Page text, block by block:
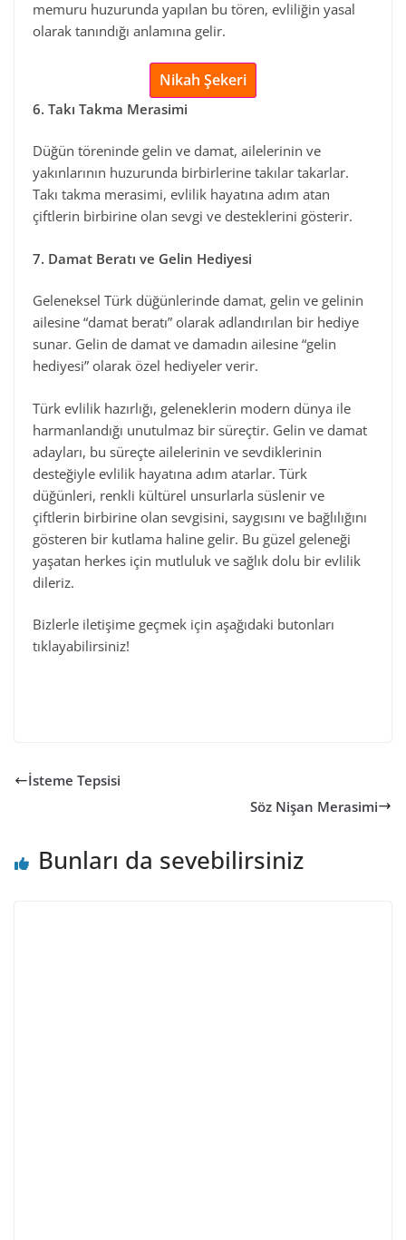
memuru huzurunda yapılan bu tören, evliliğin yasal
olarak tanındığı anlamına gelir.
Nikah Şekeri
6. Takı Takma Merasimi
Düğün töreninde gelin ve damat, ailelerinin ve
yakınlarının huzurunda birbirlerine takılar takarlar.
Takı takma merasimi, evlilik hayatına adım atan
çiftlerin birbirine olan sevgi ve desteklerini gösterir.
7. Damat Beratı ve Gelin Hediyesi
Geleneksel Türk düğünlerinde damat, gelin ve gelinin
ailesine “damat beratı” olarak adlandırılan bir hediye
sunar. Gelin de damat ve damadın ailesine “gelin
hediyesi” olarak özel hediyeler verir.
Türk evlilik hazırlığı, geleneklerin modern dünya ile
harmanlandığı unutulmaz bir süreçtir. Gelin ve damat
adayları, bu süreçte ailelerinin ve sevdiklerinin
desteğiyle evlilik hayatına adım atarlar. Türk
düğünleri, renkli kültürel unsurlarla süslenir ve
çiftlerin birbirine olan sevgisini, saygısını ve bağlılığını
gösteren bir kutlama haline gelir. Bu güzel geleneği
yaşatan herkes için mutluluk ve sağlık dolu bir evlilik
dileriz.
Bizlerle iletişime geçmek için aşağıdaki butonları
tıklayabilirsiniz!
İsteme Tepsisi
Söz Nişan Merasimi
Bunları da sevebilirsiniz